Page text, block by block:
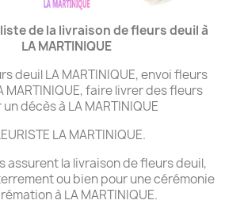
de la livraison de fleurs deuil à
LA MARTINIQUE
deuil LA MARTINIQUE, envoi fleurs
MARTINIQUE, faire livrer des fleurs
décès à LA MARTINIQUE
LA MARTINIQUE.
assurent la livraison de fleurs deuil,
ou bien pour une cérémonie
à LA MARTINIQUE.